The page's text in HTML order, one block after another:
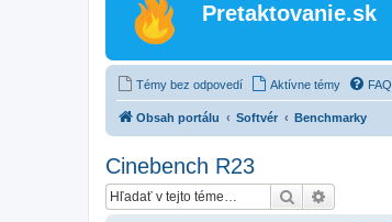
Pretaktovanie.sk
Témy bez odpovedí Aktívne témy FAQ
Obsah portálu Softvér Benchmarky
Cinebench R23
Hľadať